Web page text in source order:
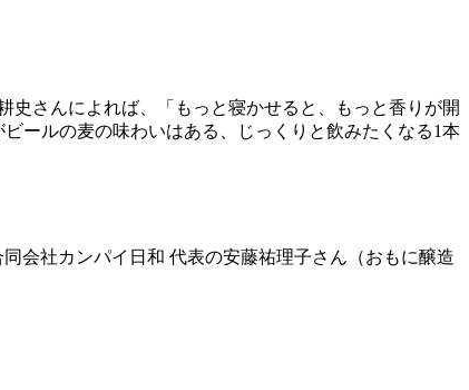
さんによれば、「もっと寝かせると、もっと香りが開
ールの麦の味わいはある、じっくりと飲みたくなる1本
会社カンパイ日和 代表の安藤祐理子さん（おもに醸造